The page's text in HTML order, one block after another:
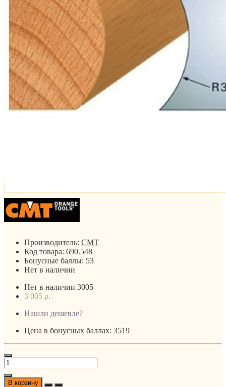
Производитель: CMT
Код товара: 690.548
Бонусные баллы: 53
Нет в наличии
Нет в наличии 3005
3 005 р.
Нашли дешевле?
Цена в бонусных баллах: 3519
В корзину